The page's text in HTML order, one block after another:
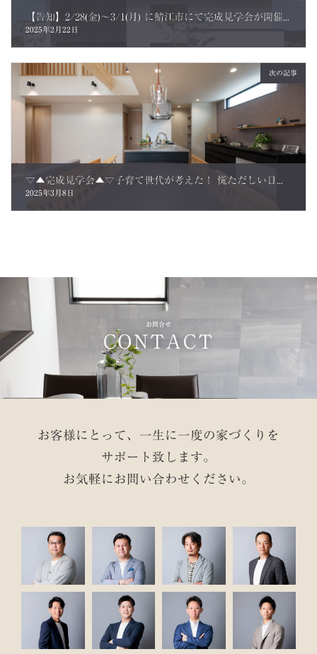
2025年2月22日
次の記事
2025年3月8日
お問合せ
CONTACT
お客様にとって、一生に一度の家づくりを
サポート致します。
お気軽にお問い合わせください。